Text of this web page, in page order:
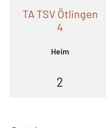
TA TSV Ötlingen
4
Heim
2